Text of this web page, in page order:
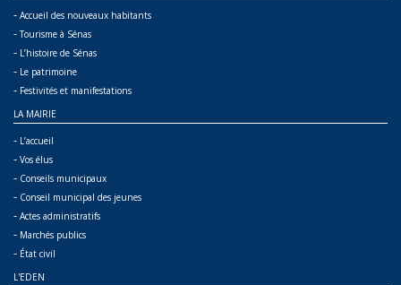
- Accueil des nouveaux habitants
-Tourisme à Sénas
- L’histoire de Sénas
- Le patrimoine
- Festivités et manifestations
LA MAIRIE
- L’accueil
- Vos élus
- Conseils municipaux
- Conseil municipal des jeunes
- Actes administratifs
- Marchés publics
- État civil
L'EDEN